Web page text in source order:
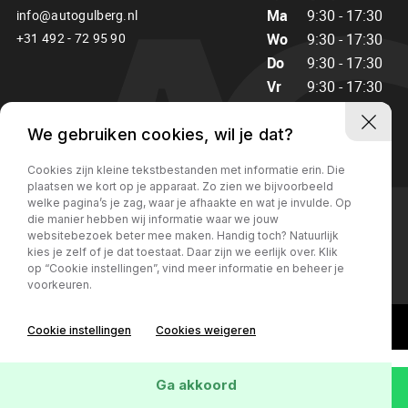
5741TR Beek en Donk
info@autogulberg.nl
+31 492 - 72 95 90
Ma
9:30 - 17:30
Wo
9:30 - 17:30
Do
9:30 - 17:30
Vr
9:30 - 17:30
10:00 - 15:00
Zo
Gesloten
Privacy
We gebruiken cookies, wil je dat?
Cookies zijn kleine tekstbestanden met informatie erin. Die
plaatsen we kort op je apparaat. Zo zien we bijvoorbeeld
welke pagina’s je zag, waar je afhaakte en wat je invulde. Op
die manier hebben wij informatie waar we jouw
websitebezoek beter mee maken. Handig toch? Natuurlijk
kies je zelf of je dat toestaat. Daar zijn we eerlijk over. Klik
op “Cookie instellingen”, vind meer informatie en beheer je
voorkeuren.
Cookie instellingen Cookies weigeren
Ga akkoord